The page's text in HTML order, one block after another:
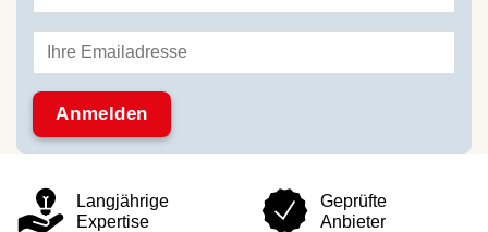
Langjährige
Expertise
Geprüfte
Anbieter